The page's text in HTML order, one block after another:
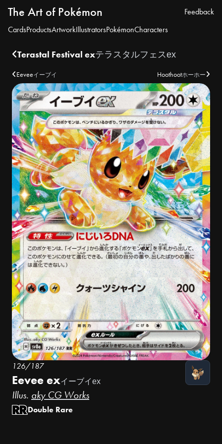
The Art of Pokémon
CardsProductsArtworkIllustratorsPokémonCharacters
Feedback
Terastal Festival exテラスタルフェスex
Eeveeイーブイ Hoothootホーホー
126/187
Eevee exイーブイex
Illus. aky CG Works
Double Rare